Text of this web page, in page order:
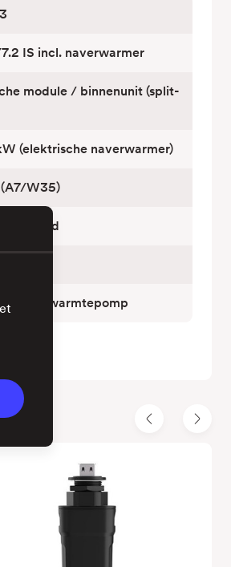
IS incl. naverwarmer
module / binnenunit (split-
(elektrische naverwarmer)
(A7/W35)
split warmtepomp